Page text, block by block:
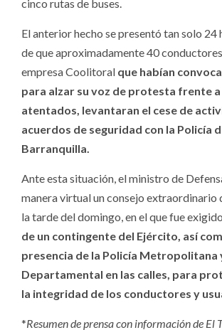
cinco rutas de buses.
El anterior hecho se presentó tan solo 24
de que aproximadamente 40
empresa Coolitoral que habían
para alzar su voz de protesta frente a
atentados, levantaran el cese de
acuerdos de seguridad con la Policía
Barranquilla.
Ante esta situación, el ministro de
manera virtual un consejo extraordinario
la tarde del domingo, en el que fue exigido
de un contingente del Ejército, así
presencia de la Policía Metropolitana
Departamental en las calles, para
la integridad de los conductores y
*Resumen de prensa con información de El